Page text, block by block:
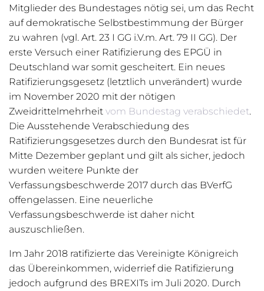
Mitglieder des Bundestages nötig sei, um das Recht
auf demokratische Selbstbestimmung der Bürger
zu wahren (vgl. Art. 23 I GG i.V.m. Art. 79 II GG). Der
erste Versuch einer Ratifizierung des EPGÜ in
Deutschland war somit gescheitert. Ein neues
Ratifizierungsgesetz (letztlich unverändert) wurde
im November 2020 mit der nötigen
Zweidrittelmehrheit vom Bundestag verabschiedet.
Die Ausstehende Verabschiedung des
Ratifizierungsgesetzes durch den Bundesrat ist für
Mitte Dezember geplant und gilt als sicher, jedoch
wurden weitere Punkte der
Verfassungsbeschwerde 2017 durch das BVerfG
offengelassen. Eine neuerliche
Verfassungsbeschwerde ist daher nicht
auszuschließen.
Im Jahr 2018 ratifizierte das Vereinigte Königreich
das Übereinkommen, widerrief die Ratifizierung
jedoch aufgrund des BREXITs im Juli 2020. Durch